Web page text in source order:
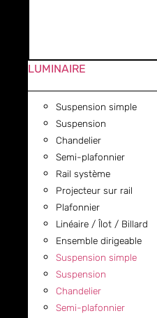
LUMINAIRE
Suspension simple
Suspension
Chandelier
Semi-plafonnier
Rail système
Projecteur sur rail
Plafonnier
Linéaire / Îlot / Billard
Ensemble dirigeable
Suspension simple
Suspension
Chandelier
Semi-plafonnier